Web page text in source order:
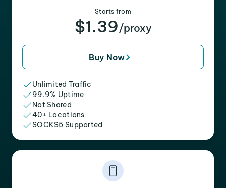
Starts from
$1.39/proxy
Buy Now
Unlimited Traffic
99.9% Uptime
Not Shared
40+ Locations
SOCKS5 Supported